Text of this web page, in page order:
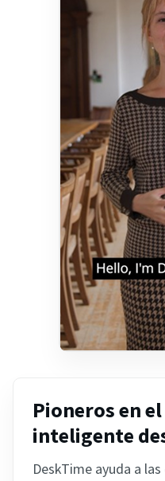
Pioneros en
inteligente
DeskTime ayuda a